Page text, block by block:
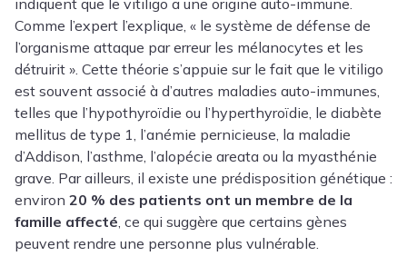
Comme l’expert l’explique, « le système de défense de
l’organisme attaque par erreur les mélanocytes et les
détruirit ». Cette théorie s’appuie sur le fait que le vitiligo
est souvent associé à d’autres maladies auto-immunes,
telles que l’hypothyroïdie ou l’hyperthyroïdie , le diabète
mellitus de type 1, l’anémie pernicieuse, la maladie
d’Addison, l’asthme, l’alopécie areata ou la myasthénie
grave. Par ailleurs, il existe une prédisposition génétique :
environ 20 % des patients ont un membre de la
famille affecté , ce qui suggère que certains gènes
peuvent rendre une personne plus vulnérable.